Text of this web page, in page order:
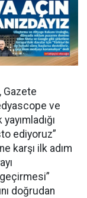
Gazete
ve
ediyoruz”
karşı ilk adım
doğrudan